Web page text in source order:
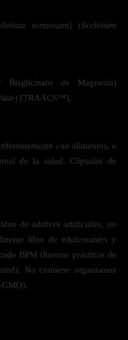
tortuosum) (Sceletium
Bisglicinato de Magnesio)
) [TRAACS™].
con alimentos, o
de la salud. Cápsulas de
de aditivos artificiales, no
libre de edulcorantes y
BPM (buenas prácticas de
No contiene organismos
GMO).